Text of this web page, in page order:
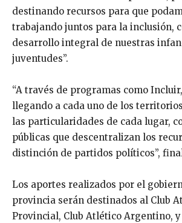
destinando recursos para que
trabajando juntos para la inclusión,
desarrollo integral de nuestras
juventudes”.
“A través de programas como
llegando a cada uno de los
las particularidades de cada lugar,
públicas que descentralizan los
distinción de partidos políticos”,
Los aportes realizados por el
provincia serán destinados al Club
Provincial, Club Atlético Argentino,